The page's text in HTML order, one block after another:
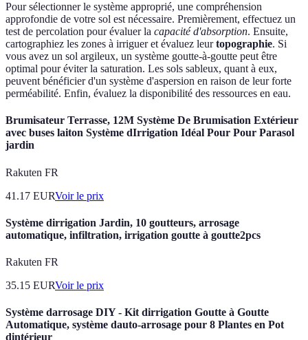
Pour sélectionner le système approprié, une compréhension
approfondie de votre sol est nécessaire. Premièrement, effectuez un
test de percolation pour évaluer la capacité d'absorption. Ensuite,
cartographiez les zones à irriguer et évaluez leurtopographie. Si
vous avez un sol argileux, un système goutte-à-goutte peut être
optimal pour éviter la saturation. Les sols sableux, quant à eux,
peuvent bénéficier d'un système d'aspersion en raison de leur forte
perméabilité. Enfin, évaluez la disponibilité des ressources en eau.
Brumisateur Terrasse, 12M Système De Brumisation Extérieur
avec buses laiton Système dIrrigation Idéal Pour Pour Parasol
jardin
Rakuten FR
41.17 EURVoir le prix
Système dirrigation Jardin, 10 goutteurs, arrosage
automatique, infiltration, irrigation goutte à goutte2pcs
Rakuten FR
35.15 EURVoir le prix
Système darrosage DIY - Kit dirrigation Goutte à Goutte
Automatique, système dauto-arrosage pour 8 Plantes en Pot
dintérieur